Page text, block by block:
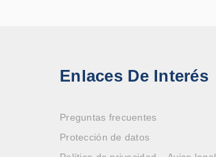
Enlaces De Interés
Preguntas frecuentes
Protección de datos